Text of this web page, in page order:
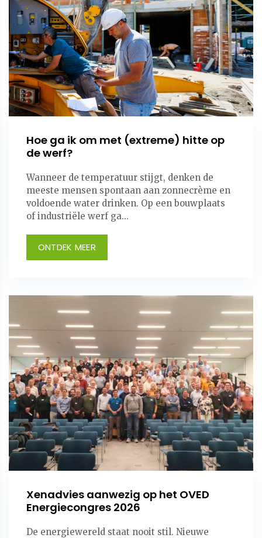
Hoe ga ik om met (extreme) hitte op
de werf?
Wanneer de temperatuur stijgt, denken de
meeste mensen spontaan aan zonnecrème en
voldoende water drinken. Op een bouwplaats
of industriële werf ga...
ONTDEK MEER
Xenadvies aanwezig op het OVED
Energiecongres 2026
De energiewereld staat nooit stil. Nieuwe